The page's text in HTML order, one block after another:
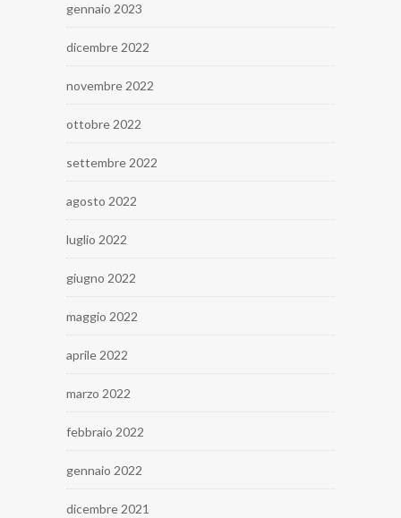
gennaio 2023
dicembre 2022
novembre 2022
ottobre 2022
settembre 2022
agosto 2022
luglio 2022
giugno 2022
maggio 2022
aprile 2022
marzo 2022
febbraio 2022
gennaio 2022
dicembre 2021